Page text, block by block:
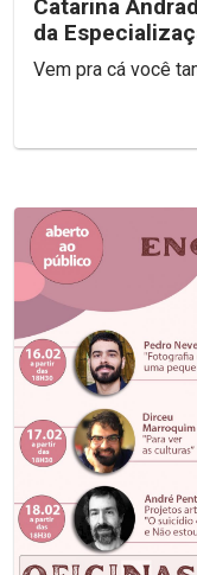
Catarina
da
Vem pra cá você